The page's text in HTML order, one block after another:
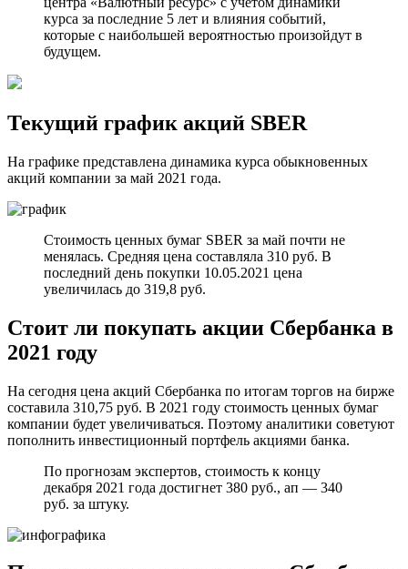
курса за последние 5 лет и влияния событий,
которые с наибольшей вероятностью произойдут в
будущем.
Текущий график акций SBER
На графике представлена динамика курса обыкновенных
акций компании за май 2021 года.
Стоимость ценных бумаг SBER за май почти не
менялась. Средняя цена составляла 310 руб. В
последний день покупки 10.05.2021 цена
увеличилась до 319,8 руб.
Стоит ли покупать акции Сбербанка в
2021 году
На сегодня цена акций Сбербанка по итогам торгов на бирже
составила 310,75 руб. В 2021 году стоимость ценных бумаг
компании будет увеличиваться. Поэтому аналитики советуют
пополнить инвестиционный портфель акциями банка.
По прогнозам экспертов, стоимость к концу
декабря 2021 года достигнет 380 руб., ап — 340
руб. за штуку.